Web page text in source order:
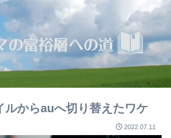
ルからauへ切り替えたワケ
2022.07.11